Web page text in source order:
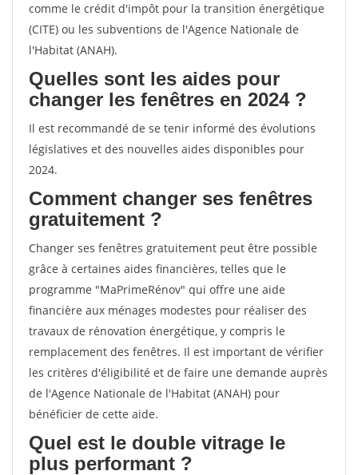
comme le crédit d'impôt pour la transition énergétique
(CITE) ou les subventions de l'Agence Nationale de
l'Habitat (ANAH).
Quelles sont les aides pour
changer les fenêtres en 2024 ?
Il est recommandé de se tenir informé des évolutions
législatives et des nouvelles aides disponibles pour
2024.
Comment changer ses fenêtres
gratuitement ?
Changer ses fenêtres gratuitement peut être possible
grâce à certaines aides financières, telles que le
programme "MaPrimeRénov" qui offre une aide
financière aux ménages modestes pour réaliser des
travaux de rénovation énergétique, y compris le
remplacement des fenêtres. Il est important de vérifier
les critères d'éligibilité et de faire une demande auprès
de l'Agence Nationale de l'Habitat (ANAH) pour
bénéficier de cette aide.
Quel est le double vitrage le
plus performant ?